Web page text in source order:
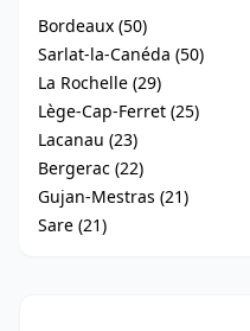
Bordeaux (50)
Sarlat-la-Canéda (50)
La Rochelle (29)
Lège-Cap-Ferret (25)
Lacanau (23)
Bergerac (22)
Gujan-Mestras (21)
Sare (21)